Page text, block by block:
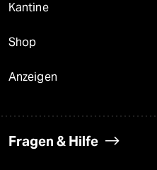
Kantine
Shop
Anzeigen
Fragen & Hilfe